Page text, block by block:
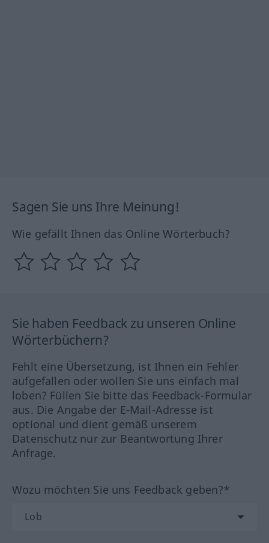
Sagen Sie uns Ihre Meinung!
Wie gefällt Ihnen das Online Wörterbuch?
Sie haben Feedback zu unseren Online
Wörterbüchern?
Fehlt eine Übersetzung, ist Ihnen ein Fehler
aufgefallen oder wollen Sie uns einfach mal
loben? Füllen Sie bitte das Feedback-Formular
aus. Die Angabe der E-Mail-Adresse ist
optional und dient gemäß unserem
Datenschutz nur zur Beantwortung Ihrer
Anfrage.
Wozu möchten Sie uns Feedback geben?*